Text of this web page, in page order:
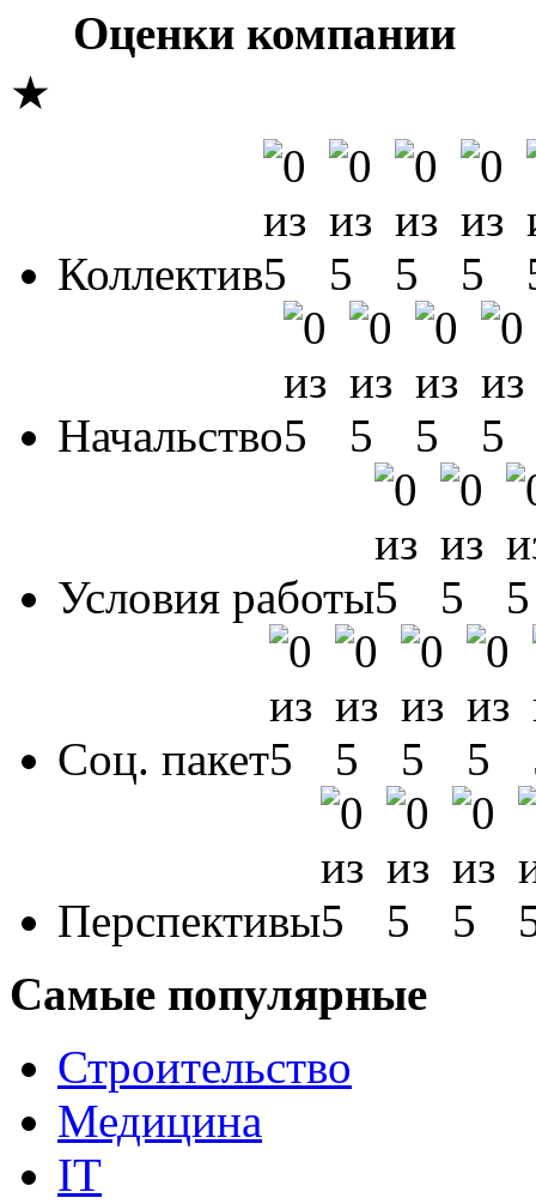
Оценки компании
★
Коллектив
Начальство
Условия работы
Соц. пакет
Перспективы
Самые популярные
Строительство
Медицина
IT